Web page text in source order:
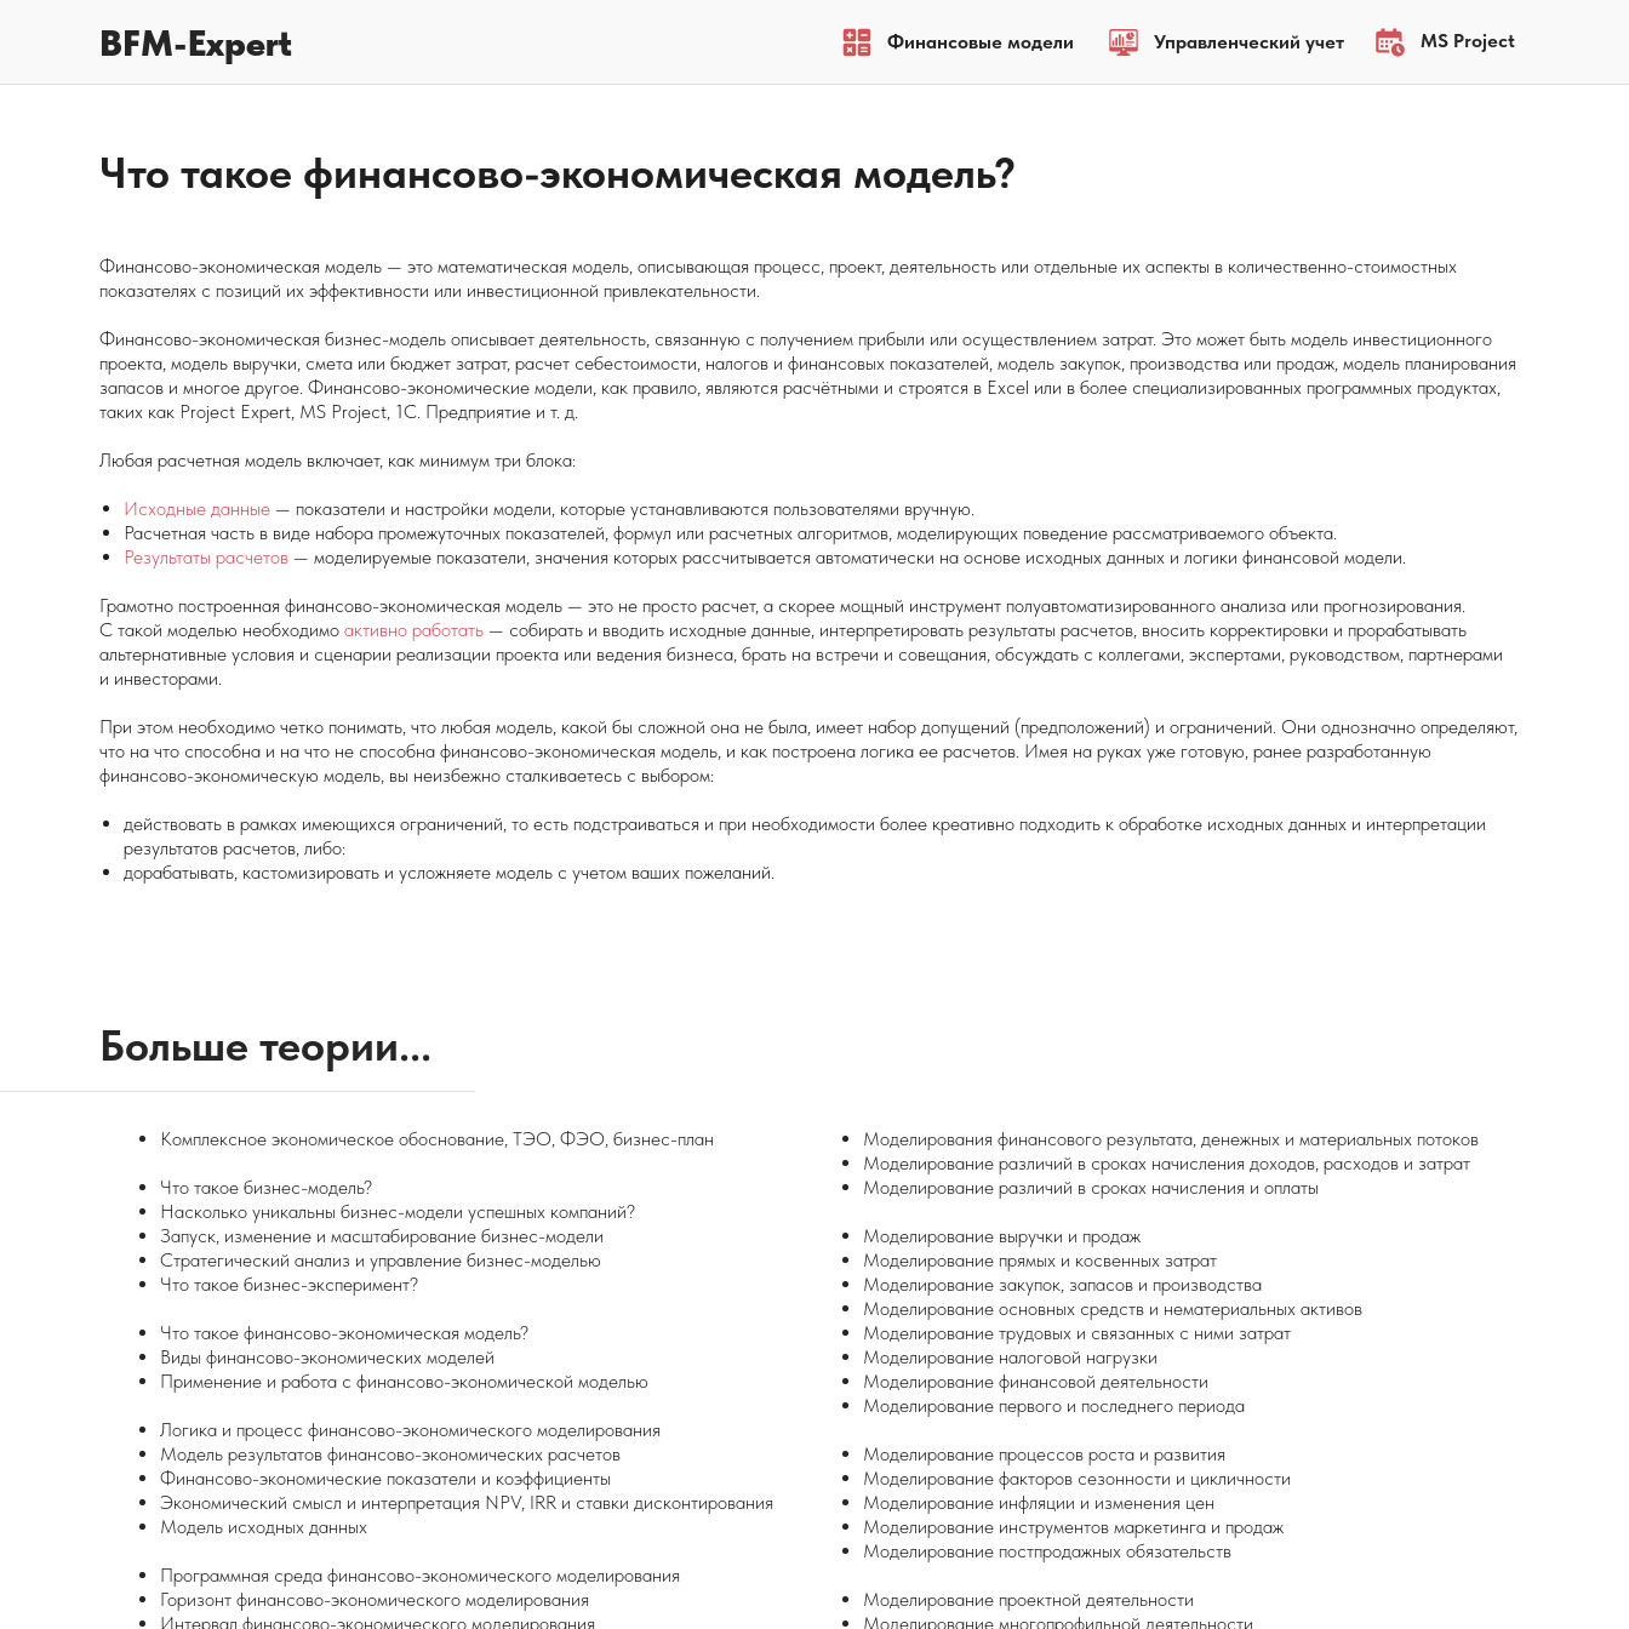
BFM-Expert MS Project
Управленческий учет
Финансовые модели
Что такое финансово-экономическая модель?
Финансово-экономическая модель — это математическая модель, описывающая процесс, проект, деятельность или отдельные их аспекты в количественно-стоимостных
показателях с позиций их эффективности или инвестиционной привлекательности.
Финансово-экономическая бизнес-модель описывает деятельность, связанную с получением прибыли или осуществлением затрат. Это может быть модель инвестиционного
проекта, модель выручки, смета или бюджет затрат, расчет себестоимости, налогов и финансовых показателей, модель закупок, производства или продаж, модель планирования
запасов и многое другое. Финансово-экономические модели, как правило, являются расчётными и строятся в Excel или в более специализированных программных продуктах,
таких как Project Expert, MS Project, 1С. Предприятие и т. д.
Любая расчетная модель включает, как минимум три блока:
Исходные данные — показатели и настройки модели, которые устанавливаются пользователями вручную.
Расчетная часть в виде набора промежуточных показателей, формул или расчетных алгоритмов, моделирующих поведение рассматриваемого объекта.
Результаты расчетов — моделируемые показатели, значения которых рассчитывается автоматически на основе исходных данных и логики финансовой модели.
Грамотно построенная финансово-экономическая модель — это не просто расчет, а скорее мощный инструмент полуавтоматизированного анализа или прогнозирования.
С такой моделью необходимо активно работать — собирать и вводить исходные данные, интерпретировать результаты расчетов, вносить корректировки и прорабатывать
альтернативные условия и сценарии реализации проекта или ведения бизнеса, брать на встречи и совещания, обсуждать с коллегами, экспертами, руководством, партнерами
и инвесторами.
При этом необходимо четко понимать, что любая модель, какой бы сложной она не была, имеет набор допущений (предположений) и ограничений. Они однозначно определяют,
что на что способна и на что не способна финансово-экономическая модель, и как построена логика ее расчетов. Имея на руках уже готовую, ранее разработанную
финансово-экономическую модель, вы неизбежно сталкиваетесь с выбором:
действовать в рамках имеющихся ограничений, то есть подстраиваться и при необходимости более креативно подходить к обработке исходных данных и интерпретации
результатов расчетов, либо:
дорабатывать, кастомизировать и усложняете модель с учетом ваших пожеланий.
Больше теории...
Моделирования финансового результата, денежных и материальных потоков
Моделирование различий в сроках начисления доходов, расходов и затрат
Моделирование различий в сроках начисления и оплаты
Моделирование выручки и продаж
Моделирование прямых и косвенных затрат
Моделирование закупок, запасов и производства
Моделирование основных средств и нематериальных активов
Моделирование трудовых и связанных с ними затрат
Моделирование налоговой нагрузки
Моделирование финансовой деятельности
Моделирование первого и последнего периода
Моделирование процессов роста и развития
Моделирование факторов сезонности и цикличности
Моделирование инфляции и изменения цен
Моделирование инструментов маркетинга и продаж
Моделирование постпродажных обязательств
Моделирование проектной деятельности
Моделирование многопрофильной деятельности
Комплексное экономическое обоснование, ТЭО, ФЭО, бизнес-план
Что такое бизнес-модель?
Насколько уникальны бизнес-модели успешных компаний?
Запуск, изменение и масштабирование бизнес-модели
Стратегический анализ и управление бизнес-моделью
Что такое бизнес-эксперимент?
Что такое финансово-экономическая модель?
Виды финансово-экономических моделей
Применение и работа с финансово-экономической моделью
Логика и процесс финансово-экономического моделирования
Модель результатов финансово-экономических расчетов
Финансово-экономические показатели и коэффициенты
Экономический смысл и интерпретация NPV, IRR и ставки дисконтирования
Модель исходных данных
Программная среда финансово-экономического моделирования
Горизонт финансово-экономического моделирования
Интервал финансово-экономического моделирования